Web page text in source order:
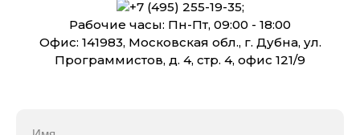
+7 (495) 255-19-35;
Рабочие часы: Пн-Пт, 09:00 - 18:00
Офис: 141983, Московская обл., г. Дубна, ул.
Программистов, д. 4, стр. 4, офис 121/9